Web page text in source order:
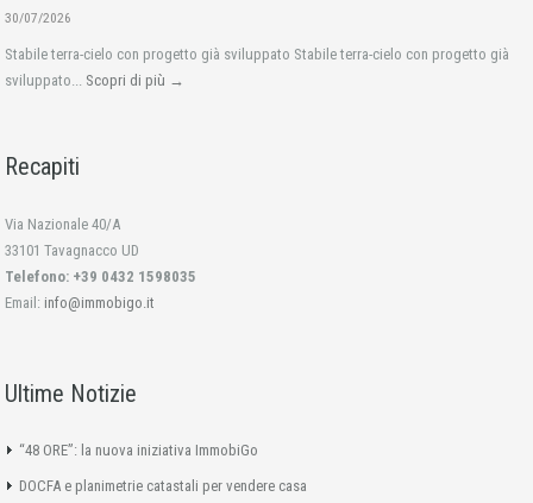
30/07/2026
Stabile terra-cielo con progetto già sviluppato Stabile terra-cielo con progetto già
sviluppato... Scopri di più →
Recapiti
Via Nazionale 40/A
33101 Tavagnacco UD
Telefono: +39 0432 1598035
Email: info@immobigo.it
Ultime Notizie
“48 ORE”: la nuova iniziativa ImmobiGo
DOCFA e planimetrie catastali per vendere casa